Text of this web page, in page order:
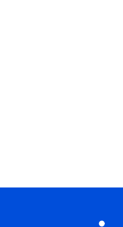
Informations utiles